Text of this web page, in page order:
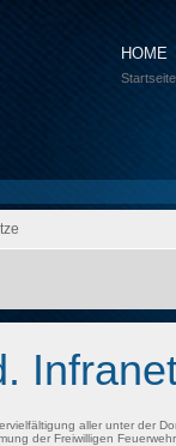
HOME
Startseite
aller unter der
der Freiwilligen